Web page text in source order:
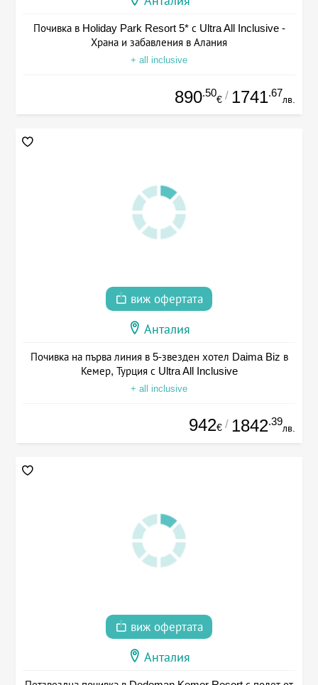
Почивка в Holiday Park Resort 5* с Ultra All Inclusive -
Храна и забавления в Алания
+ all inclusive
890.50
€ / 1741.67
лв.
виж офертата
Анталия
Почивка на първа линия в 5-звезден хотел Daima Biz в
Кемер, Турция с Ultra All Inclusive
+ all inclusive
942€ / 1842.39
лв.
виж офертата
Анталия